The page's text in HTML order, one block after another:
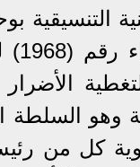
التنسيقية
وهو السلطة
كل من